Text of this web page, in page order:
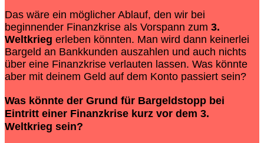
Das wäre ein möglicher Ablauf, den wir bei
beginnender Finanzkrise als Vorspann zum 3.
Weltkrieg erleben könnten. Man wird dann keinerlei
Bargeld an Bankkunden auszahlen und auch nichts
über eine Finanzkrise verlauten lassen. Was könnte
aber mit deinem Geld auf dem Konto passiert sein?
Was könnte der Grund für Bargeldstopp bei
Eintritt einer Finanzkrise kurz vor dem 3.
Weltkrieg sein?